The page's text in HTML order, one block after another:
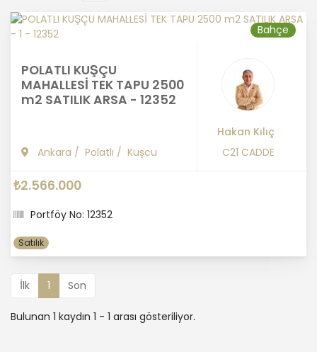
Bahçe
POLATLI KUŞÇU
MAHALLESİ TEK TAPU 2500
m2 SATILIK ARSA - 12352
Ankara / Polatlı / Kuşcu
Hakan Kılıç
C21 CADDE
₺2.566.000
Portföy No: 12352
Satılık
İlk 1 Son
Bulunan 1 kaydın 1 - 1 arası gösteriliyor.